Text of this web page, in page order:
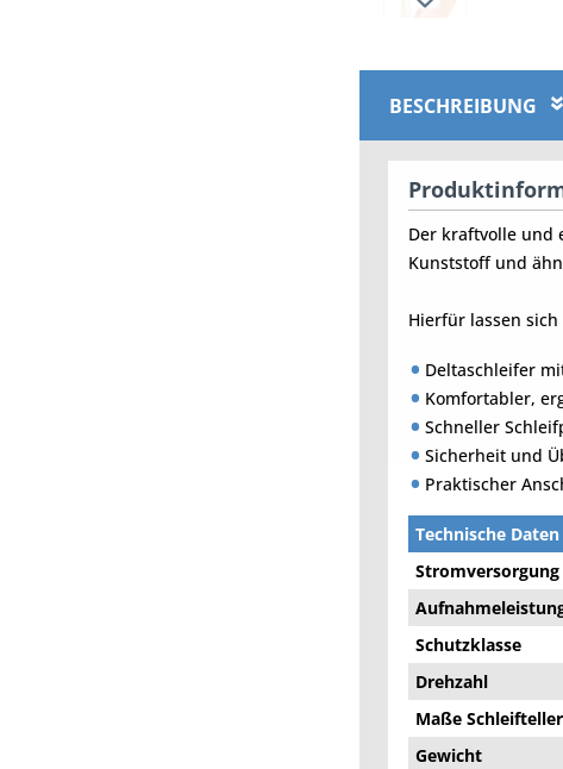
BESCHREIBUNG
Der kraftvolle und
Kunststoff und
Hierfür lassen
Deltaschleifer
Komfortabler,
Schneller
Sicherheit und
Praktischer
Technische Daten
Stromversorgung
Schutzklasse
Drehzahl
Maße Schleifteller
Gewicht